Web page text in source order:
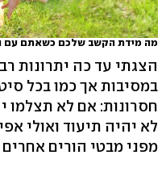
מה מידת הקשב שלכם כשאתם עם
הצגתי עד כה יתרונות
במסיבות אך כמו בכל
חסרונות: אם לא תצלמו
לא יהיה תיעוד ואולי
מפני מבטי הורים